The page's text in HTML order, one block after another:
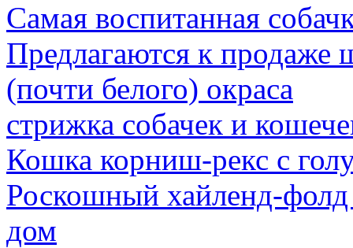
Самая воспитанная
Предлагаются к продаже
(почти белого) окраса
стрижка собачек и
Кошка корниш-рекс с
Роскошный хайленд-
дом